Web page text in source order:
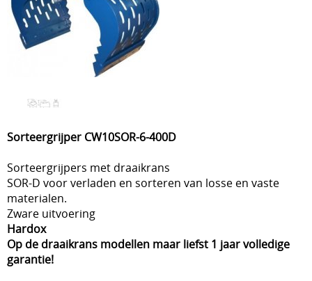
Sorteergrijper CW10SOR-6-400D
Sorteergrijpers met draaikrans
SOR-D voor verladen en sorteren van losse en vaste
materialen.
Zware uitvoering
Hardox
Op de draaikrans modellen maar liefst 1 jaar volledige
garantie!